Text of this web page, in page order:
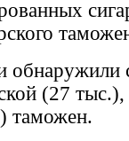
обнаружили
(27 тыс.),
таможен.